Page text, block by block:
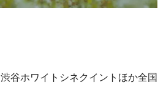
谷ホワイトシネクイントほか全国